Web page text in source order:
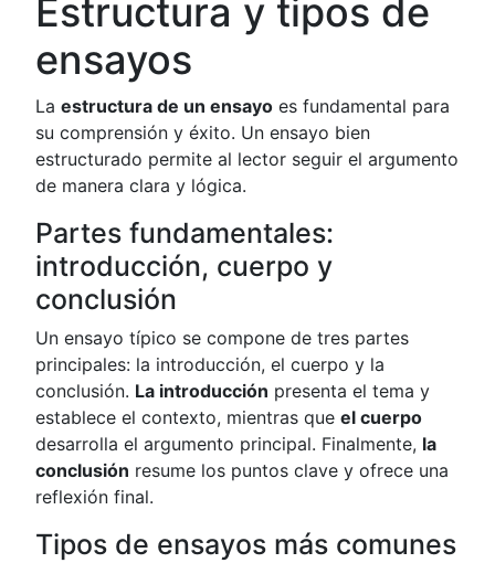
Estructura y tipos de
ensayos
Laestructura de un ensayo es fundamental para
su comprensión y éxito. Un ensayo bien
estructurado permite al lector seguir el argumento
de manera clara y lógica.
Partes fundamentales:
introducción, cuerpo y
conclusión
Un ensayo típico se compone de tres partes
principales: la introducción, el cuerpo y la
conclusión. La introducción presenta el tema y
establece el contexto, mientras queel cuerpo
desarrolla el argumento principal. Finalmente, la
conclusión resume los puntos clave y ofrece una
reflexión final.
Tipos de ensayos más comunes